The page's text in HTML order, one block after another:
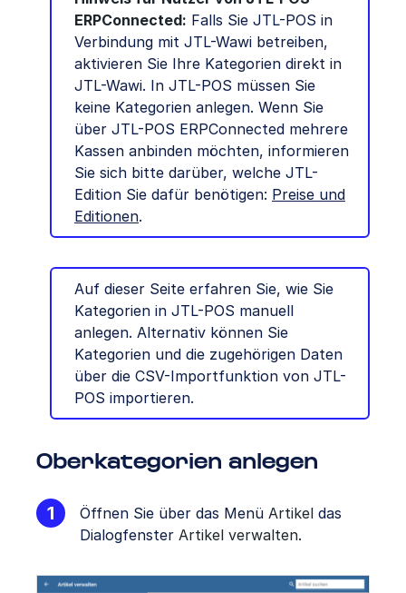
ERPConnected: Falls Sie JTL-POS in
Verbindung mit JTL-Wawi betreiben,
aktivieren Sie Ihre Kategorien direkt in
JTL-Wawi. In JTL-POS müssen Sie
keine Kategorien anlegen. Wenn Sie
über JTL-POS ERPConnected mehrere
Kassen anbinden möchten, informieren
Sie sich bitte darüber, welche JTL-
Edition Sie dafür benötigen: Preise und
Editionen.
Auf dieser Seite erfahren Sie, wie Sie
Kategorien in JTL-POS manuell
anlegen. Alternativ können Sie
Kategorien und die zugehörigen Daten
über die CSV-Importfunktion von JTL-
POS importieren.
Oberkategorien anlegen
Öffnen Sie über das Menü Artikel das
Dialogfenster Artikel verwalten.